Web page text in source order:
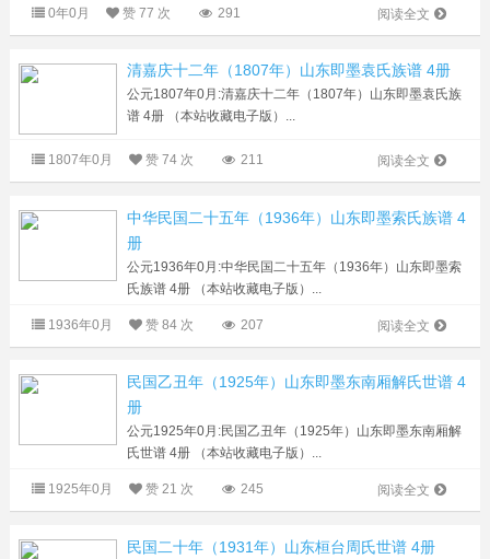
阅读全文
0年0月 赞77 次 291
清嘉庆十二年（1807年）山东即墨袁氏族谱 4册
公元1807年0月:清嘉庆十二年（1807年）山东即墨袁氏族
谱 4册 （本站收藏电子版）...
阅读全文
1807年0月 赞74 次 211
中华民国二十五年（1936年）山东即墨索氏族谱 4
册
公元1936年0月:中华民国二十五年（1936年）山东即墨索
氏族谱 4册 （本站收藏电子版）...
阅读全文
1936年0月 赞84 次 207
民国乙丑年（1925年）山东即墨东南厢解氏世谱 4
册
公元1925年0月:民国乙丑年（1925年）山东即墨东南厢解
氏世谱 4册 （本站收藏电子版）...
阅读全文
1925年0月 赞21 次 245
民国二十年（1931年）山东桓台周氏世谱 4册